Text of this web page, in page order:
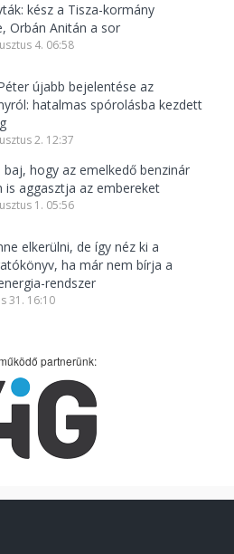
kész a Tisza-kormány
Orbán Anitán a sor
4. 06:58
újabb bejelentése az
hatalmas spórolásba kezdett
2. 12:37
baj, hogy az emelkedő benzinár
is aggasztja az embereket
1. 05:56
elkerülni, de így néz ki a
ha már nem bírja a
rendszer
31. 16:10
partnerünk: